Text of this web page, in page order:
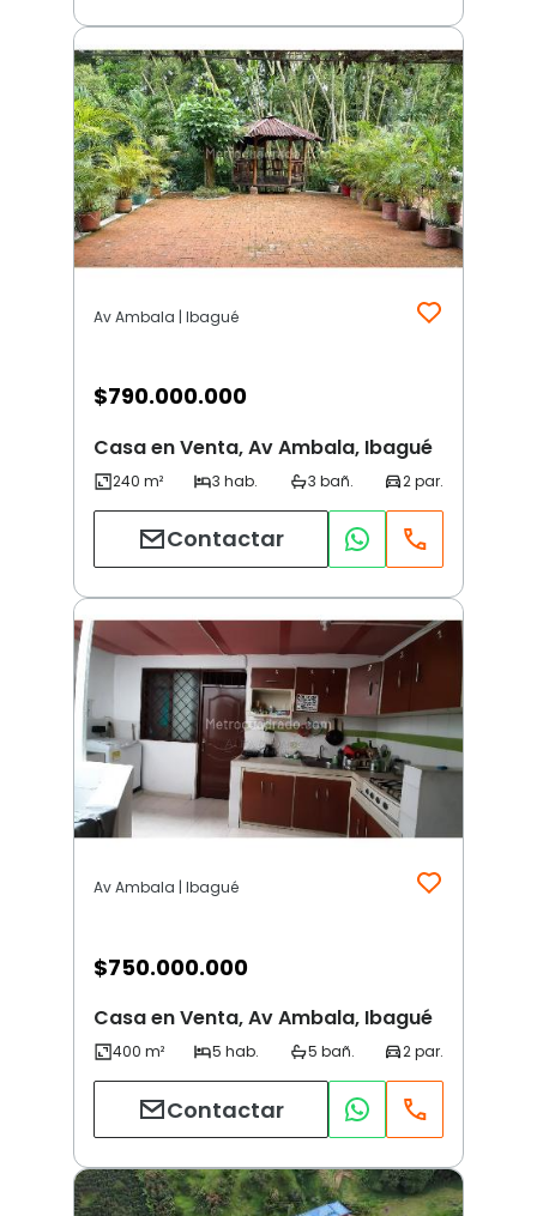
Av Ambala | Ibagué
$790.000.000
Casa en Venta, Av Ambala, Ibagué
Contactar
Av Ambala | Ibagué
$750.000.000
Casa en Venta, Av Ambala, Ibagué
Contactar